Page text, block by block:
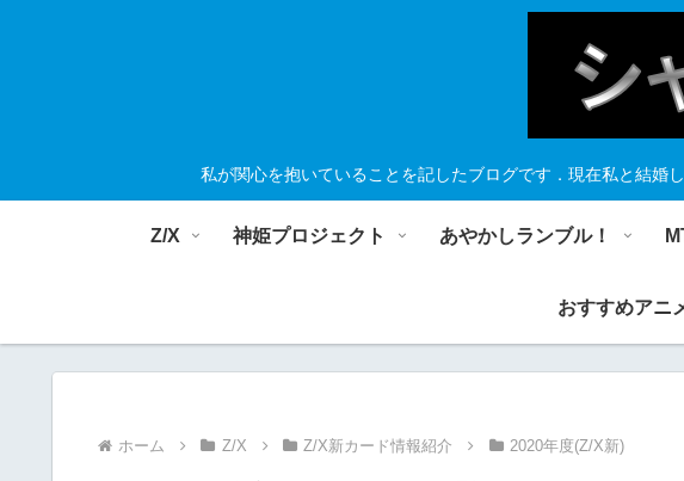
私が関心を抱いていることを記したブログです．現在私と結婚
Z/X 神姫プロジェクト あやかしランブル！
おすすめアニ
ホーム Z/X Z/X新カード情報紹介 2020年度(Z/X新)